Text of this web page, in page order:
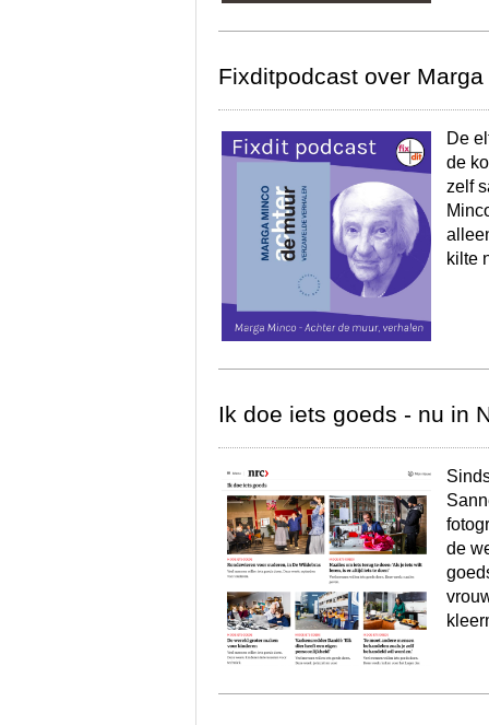
Fixditpodcast over
De
de
zelf
kilte
Ik doe iets goeds - nu in
de